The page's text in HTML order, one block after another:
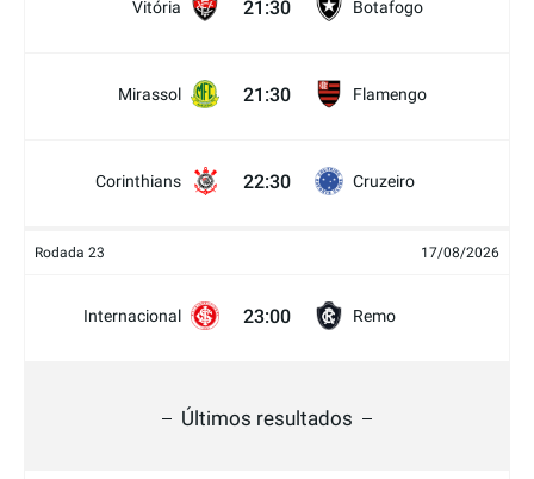
Vitória 21:30 Botafogo
Mirassol 21:30 Flamengo
Corinthians 22:30 Cruzeiro
Rodada 23 17/08/2026
Internacional 23:00 Remo
Últimos resultados